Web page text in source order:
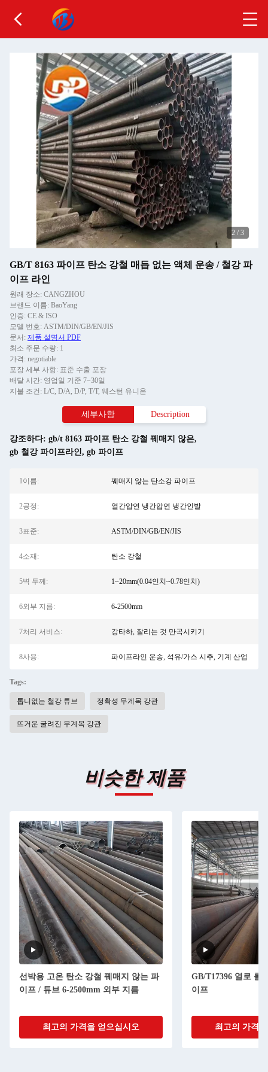
2 / 3
GB/T 8163 파이프 탄소 강철 매듭 없는 액체 운송 / 철강 파
이프 라인
원래 장소: CANGZHOU
브랜드 이름: BaoYang
인증: CE & ISO
모델 번호: ASTM/DIN/GB/EN/JIS
문서: 제품 설명서 PDF
최소 주문 수량: 1
가격: negotiable
포장 세부 사항: 표준 수출 포장
배달 시간: 영업일 기준 7~30일
지불 조건: L/C, D/A, D/P, T/T, 웨스턴 유니온
세부사항 Description
강조하다: gb/t 8163 파이프 탄소 강철 꿰매지 않은,
gb 철강 파이프라인, gb 파이프
1이름: 꿰매지 않는 탄소강 파이프
2공정: 열간압연 냉간압연 냉간인발
3표준: ASTM/DIN/GB/EN/JIS
4소재: 탄소 강철
5벽 두께: 1~20mm(0.04인치~0.78인치)
6외부 지름: 6-2500mm
7처리 서비스: 강타하, 잘리는 것 만곡시키기
8사용: 파이프라인 운송, 석유/가스 시추, 기계 산업
Tags:
톱니없는 철강 튜브 정확성 무계목 강관
뜨거운 굴려진 무계목 강관
비슷한 제품
선박용 고온 탄소 강철 꿰매지 않는 파
이프 / 튜브 6-2500mm 외부 지름
최고의 가격을 얻으십시오
GB/T17396 열로 롤
이프
최고의 가격